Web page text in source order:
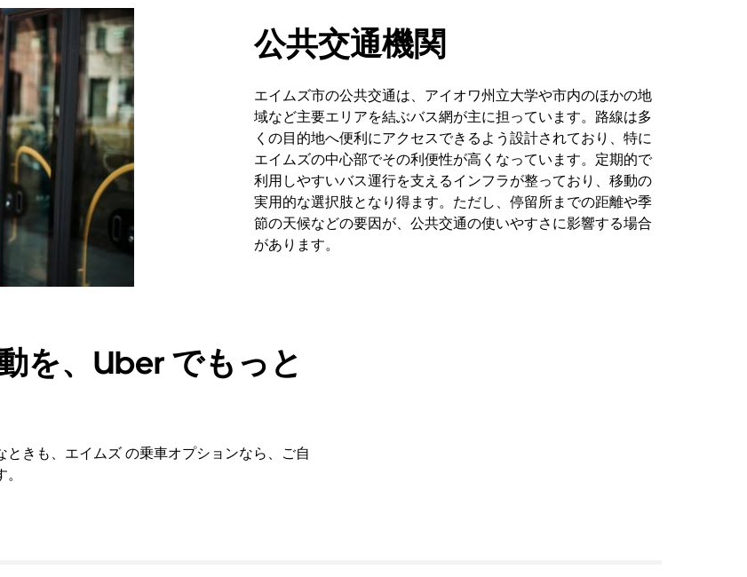
公共交通機関
エイムズ市の公共交通は、アイオワ州立大学や市内のほかの地
域など主要エリアを結ぶバス網が主に担っています。路線は多
くの目的地へ便利にアクセスできるよう設計されており、特に
エイムズの中心部でその利便性が高くなっています。定期的で
利用しやすいバス運行を支えるインフラが整っており、移動の
実用的な選択肢となり得ます。ただし、停留所までの距離や季
節の天候などの要因が、公共交通の使いやすさに影響する場合
があります。
を、Uber でもっと
きも、エイムズ の乗車オプションなら、ご自